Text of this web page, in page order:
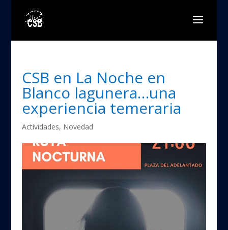
CSB en La Noche en
Blanco lagunera…una
experiencia temeraria
Actividades, Novedad